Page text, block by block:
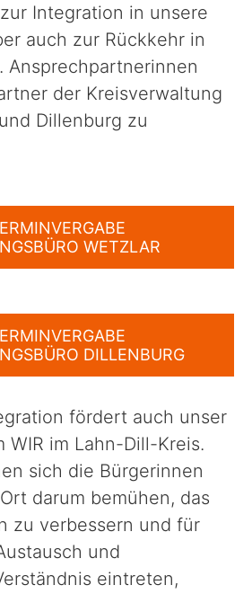
Integration in unsere
auch zur Rückkehr in
Ansprechpartnerinnen
der Kreisverwaltung
Dillenburg zu
WETZLAR
DILLENBURG
fördert auch unser
WIR im Lahn-Dill-Kreis.
sich die Bürgerinnen
darum bemühen, das
zu verbessern und für
und
eintreten,